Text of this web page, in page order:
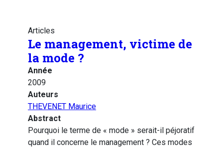
Articles
Le management, victime de
la mode ?
Année
2009
Auteurs
THEVENET Maurice
Abstract
Pourquoi le terme de « mode » serait-il péjoratif
quand il concerne le management ? Ces modes